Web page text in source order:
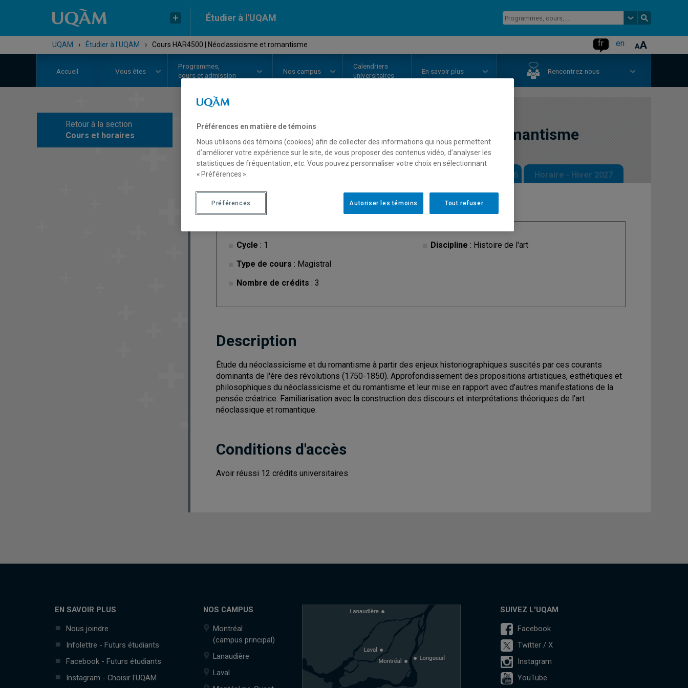
Étudier à l'UQAM
UQAM › Étudier à l'UQAM › Cours HAR4500 | Néoclassicisme et romantisme fr en
Accueil Vous êtes
Programmes,
cours et admission
Nos campus
Calendriers
universitaires
En savoir plus Rencontrez-nous
Retour à la section
Cours et horaires
COURS// HAR4500 - Néoclassicisme et romantisme
Description Horaire - Automne 2026 Horaire - Hiver 2027
Cycle : 1
Type de cours : Magistral
Nombre de crédits : 3
Discipline : Histoire de l'art
Description
Étude du néoclassicisme et du romantisme à partir des enjeux historiographiques suscités par ces courants
dominants de l'ère des révolutions (1750-1850). Approfondissement des propositions artistiques, esthétiques et
philosophiques du néoclassicisme et du romantisme et leur mise en rapport avec d'autres manifestations de la
pensée créatrice. Familiarisation avec la construction des discours et interprétations théoriques de l'art
néoclassique et romantique.
Conditions d'accès
Avoir réussi 12 crédits universitaires
EN SAVOIR PLUS
Nous joindre
Infolettre - Futurs étudiants
Facebook - Futurs étudiants
Instagram - Choisir l'UQAM
NOS CAMPUS
Montréal
(campus principal)
Lanaudière
Laval
SUIVEZ L'UQAM
Facebook
Twitter / X
Instagram
YouTube
Préférences en matière de témoins
Nous utilisons des témoins (cookies) afin de collecter des informations qui nous permettent
d’améliorer votre expérience sur le site, de vous proposer des contenus vidéo, d’analyser les
statistiques de fréquentation, etc. Vous pouvez personnaliser votre choix en sélectionnant
« Préférences ».
Tout refuser
Autoriser les témoins
Préférences